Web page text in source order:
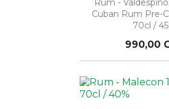
Rum -
Cuban Rum Pre-
70cl /
990,00